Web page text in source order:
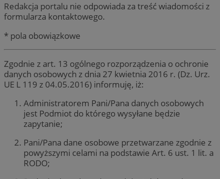
Redakcja portalu nie odpowiada za treść wiadomości z
formularza kontaktowego.
* pola obowiązkowe
Zgodnie z art. 13 ogólnego rozporządzenia o ochronie
danych osobowych z dnia 27 kwietnia 2016 r. (Dz. Urz.
UE L 119 z 04.05.2016) informuję, iż:
Administratorem Pani/Pana danych osobowych
jest Podmiot do którego wysyłane będzie
zapytanie;
Pani/Pana dane osobowe przetwarzane zgodnie z
powyższymi celami na podstawie Art. 6 ust. 1 lit. a
RODO;